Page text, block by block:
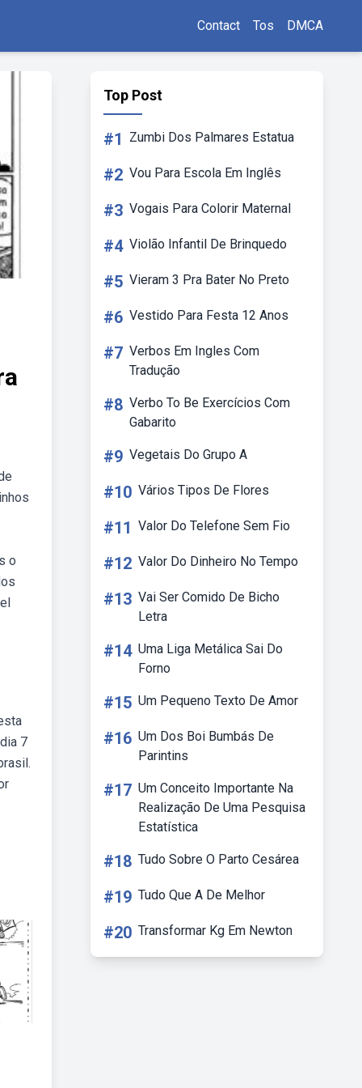
Contact Tos DMCA
o
7
Top Post
#1 Zumbi Dos Palmares Estatua
#2 Vou Para Escola Em Inglês
#3 Vogais Para Colorir Maternal
#4 Violão Infantil De Brinquedo
#5 Vieram 3 Pra Bater No Preto
#6 Vestido Para Festa 12 Anos
#7 Verbos Em Ingles Com
Tradução
#8 Verbo To Be Exercícios Com
Gabarito
#9 Vegetais Do Grupo A
#10 Vários Tipos De Flores
#11 Valor Do Telefone Sem Fio
#12 Valor Do Dinheiro No Tempo
#13 Vai Ser Comido De Bicho
Letra
#14 Uma Liga Metálica Sai Do
Forno
#15 Um Pequeno Texto De Amor
#16 Um Dos Boi Bumbás De
Parintins
#17 Um Conceito Importante Na
Realização De Uma Pesquisa
Estatística
#18 Tudo Sobre O Parto Cesárea
#19 Tudo Que A De Melhor
#20 Transformar Kg Em Newton